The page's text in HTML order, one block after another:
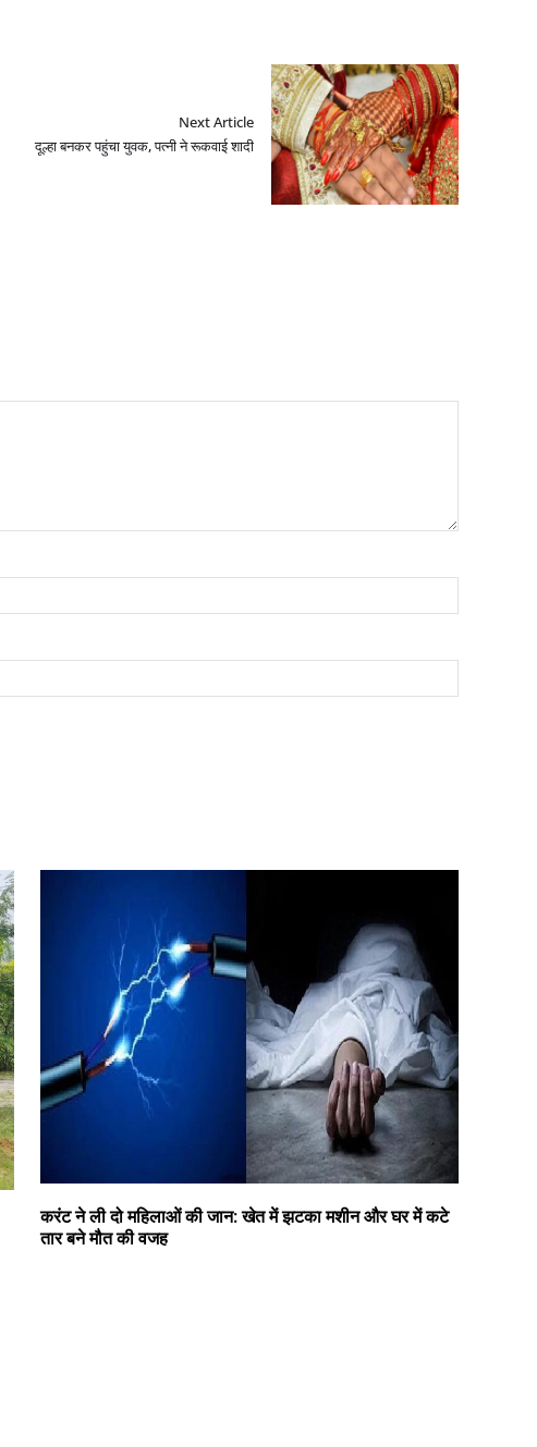
Next Article
दूल्हा बनकर पहुंचा युवक, पत्नी ने रूकवाई शादी
करंट ने ली दो महिलाओं की जान: खेत में झटका मशीन और घर में कटे
तार बने मौत की वजह